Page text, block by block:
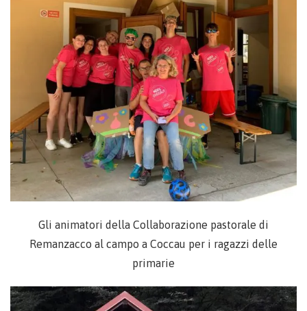
Gli animatori della Collaborazione pastorale di
Remanzacco al campo a Coccau per i ragazzi delle
primarie